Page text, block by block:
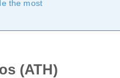
the most
(ATH)